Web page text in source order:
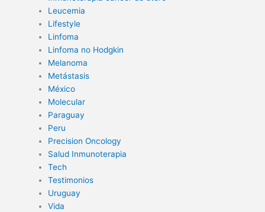
Leucemia
Lifestyle
Linfoma
Linfoma no Hodgkin
Melanoma
Metástasis
México
Molecular
Paraguay
Peru
Precision Oncology
Salud Inmunoterapia
Tech
Testimonios
Uruguay
Vida